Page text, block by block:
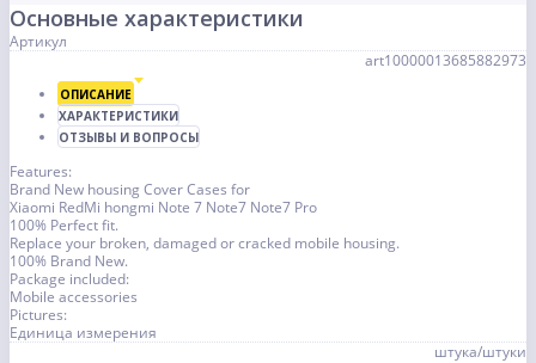
Основные характеристики
Артикул
art10000013685882973
ОПИСАНИЕ
ХАРАКТЕРИСТИКИ
ОТЗЫВЫ И ВОПРОСЫ
Features:
Brand New housing Cover Cases for
Xiaomi RedMi hongmi Note 7 Note7 Note7 Pro
100% Perfect fit.
Replace your broken, damaged or cracked mobile housing.
100% Brand New.
Package included:
Mobile accessories
Pictures:
Единица измерения
штука/штуки